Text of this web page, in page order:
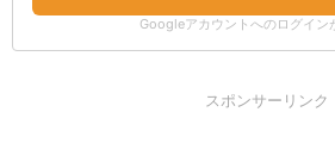
Googleアカウントへのログイン
スポンサーリンク